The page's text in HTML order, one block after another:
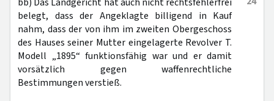
belegt, dass der Angeklagte billigend in Kauf
nahm, dass der von ihm im zweiten Obergeschoss
des Hauses seiner Mutter eingelagerte Revolver T.
Modell „1895“ funktionsfähig war und er damit
vorsätzlich gegen waffenrechtliche
Bestimmungen verstieß.